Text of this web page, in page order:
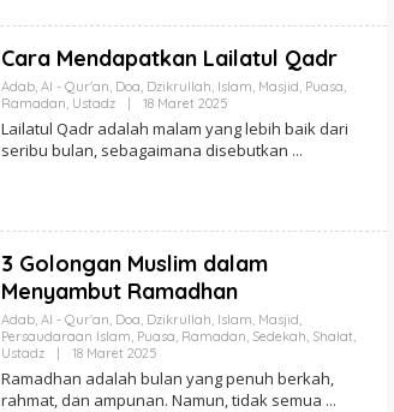
Cara Mendapatkan Lailatul Qadr
Adab, Al - Qur'an, Doa, Dzikrullah, Islam, Masjid, Puasa,
Ramadan, Ustadz 18 Maret 2025Oleh
Soeharyo
Lailatul Qadr adalah malam yang lebih baik dari
seribu bulan, sebagaimana disebutkan
3 Golongan Muslim dalam
Menyambut Ramadhan
Adab, Al - Qur'an, Doa, Dzikrullah, Islam, Masjid,
Persaudaraan Islam, Puasa, Ramadan, Sedekah, Shalat,
Ustadz
18 Maret 2025Oleh
Soeharyo
Ramadhan adalah bulan yang penuh berkah,
rahmat, dan ampunan. Namun, tidak semua